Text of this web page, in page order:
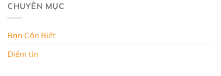
CHUYÊN MỤC
Bạn Cần Biết
Điểm tin